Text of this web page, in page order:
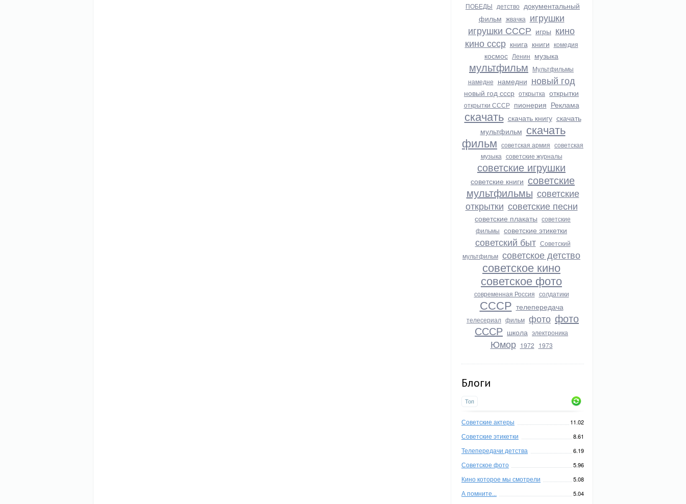
ПОБЕДЫ детство документальный
фильм жвачка игрушки
игрушки СССР игры кино
кино ссср книга книги комедия
космос Ленин музыка
мультфильм Мультфильмы
намедне намедни новый год
новый год ссср открытка открытки
открытки СССР пионерия Реклама
скачать скачать книгу скачать
мультфильм скачать
фильм советская армия советская
музыка советские журналы
советские игрушки
советские книги советские
мультфильмы советские
открытки советские песни
советские плакаты советские
фильмы советские этикетки
советский быт Советский
мультфильм советское детство
советское кино
советское фото
современная Россия солдатики
СССР телепередача
телесериал фильм фото фото
СССР школа электроника
Юмор 1972 1973
Блоги
Топ
Советские актеры 11.02
Советские этикетки 8.61
Телепередачи детства 6.19
Советское фото 5.96
Кино которое мы смотрели 5.08
А помните... 5.04